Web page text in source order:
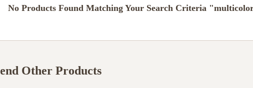
No Products Found Matching Your Search Criteria
Other Products